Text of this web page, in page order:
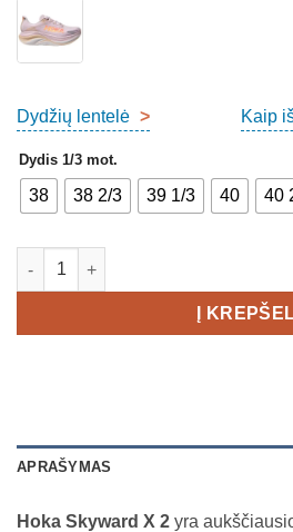
Dydžių lentelė > Kaip
Dydis 1/3 mot.
38 38 2/3 39 1/3 40 40
produkto kiekis: Hoka Skyward X 2
Į
APRAŠYMAS
Hoka Skyward X 2 yra